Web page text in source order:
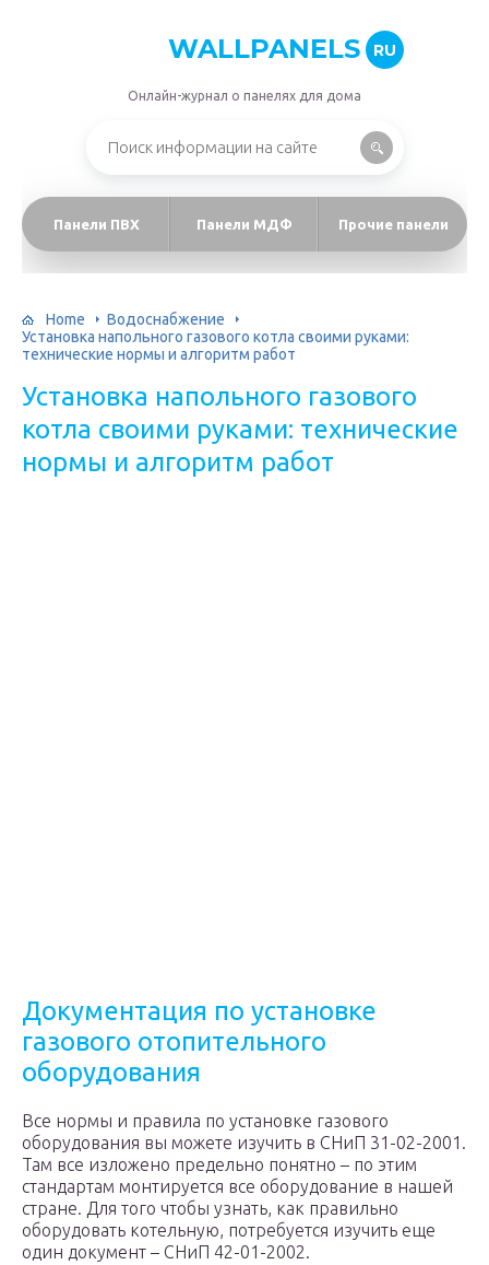
WALLPANELS RU
Онлайн-журнал о панелях для дома
Панели ПВХ Панели МДФ Прочие панели
Home
Водоснабжение
Установка напольного газового котла своими руками:
технические нормы и алгоритм работ
Установка напольного газового
котла своими руками: технические
нормы и алгоритм работ
Документация по установке
газового отопительного
оборудования
Все нормы и правила по установке газового
оборудования вы можете изучить в СНиП 31-02-2001.
Там все изложено предельно понятно – по этим
стандартам монтируется все оборудование в нашей
стране. Для того чтобы узнать, как правильно
оборудовать котельную, потребуется изучить еще
один документ – СНиП 42-01-2002.